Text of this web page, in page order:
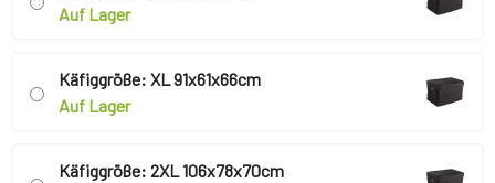
Auf Lager
Käfiggröße: XL 91x61x66cm
Auf Lager
Käfiggröße: 2XL 106x78x70cm